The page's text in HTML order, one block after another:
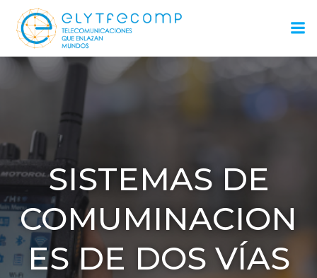
al
SISTEMAS DE
COMUMINACION
ES DE DOS VÍAS